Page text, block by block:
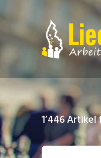
1’446Artikel